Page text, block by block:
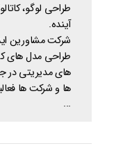
طراحی لوگو،
آینده.
شرکت مشاورین
طراحی مدل های
های مدیریتی در
ها و شرکت ها
...